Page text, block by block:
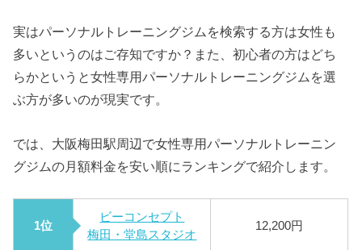
実はパーソナルトレーニングジムを検索する方は女性も
多いというのはご存知ですか？また、初心者の方はどち
らかというと女性専用パーソナルトレーニングジムを選
ぶ方が多いのが現実です。
では、大阪梅田駅周辺で女性専用パーソナルトレーニン
グジムの月額料金を安い順にランキングで紹介します。
1位
ビーコンセプト
梅田・堂島スタジオ
12,200円